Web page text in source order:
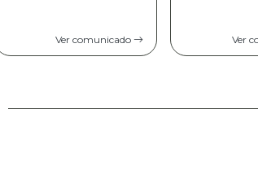
Ver comunicado Ver